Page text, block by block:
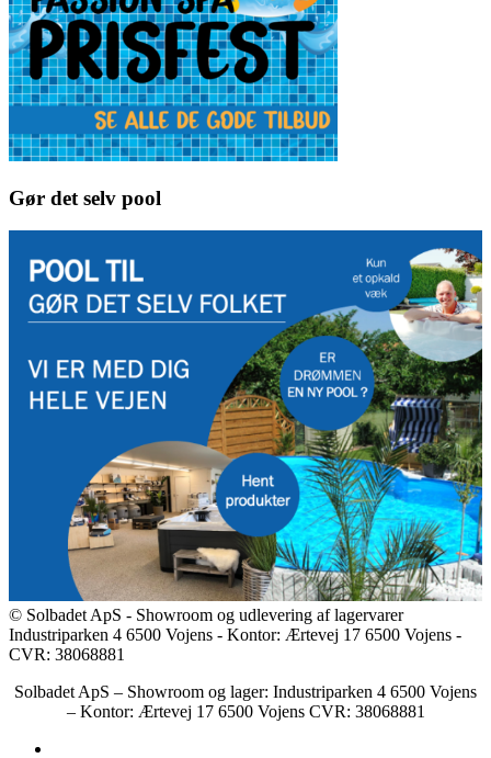
Gør det selv pool
© Solbadet ApS - Showroom og udlevering af lagervarer
Industriparken 4 6500 Vojens - Kontor: Ærtevej 17 6500 Vojens -
CVR: 38068881
Solbadet ApS – Showroom og lager: Industriparken 4 6500 Vojens
– Kontor: Ærtevej 17 6500 Vojens CVR: 38068881